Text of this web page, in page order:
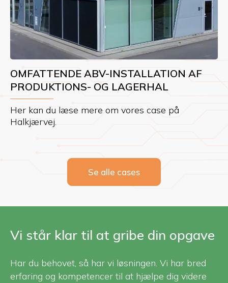
OMFATTENDE ABV-INSTALLATION AF
PRODUKTIONS- OG LAGERHAL
Her kan du læse mere om vores case på
Halkjærvej.
Se alle cases
Vi står klar til at gribe din opgave
Har du behovet, så har vi løsningen. Vi har bred
erfaring og kompetencer til at hjælpe dig videre